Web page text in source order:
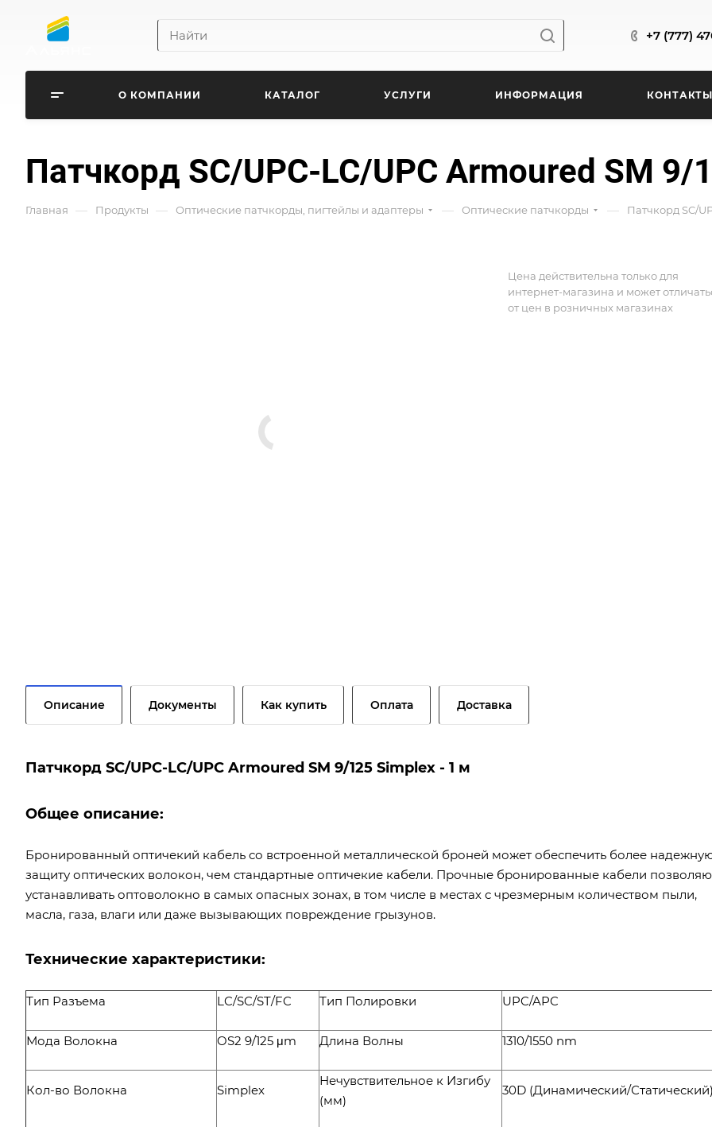
+7 (777)
О КОМПАНИИ КАТАЛОГ УСЛУГИ ИНФОРМАЦИЯ
Патчкорд SC/UPC-LC/UPC Armoured SM
Главная — Продукты — Оптические патчкорды, пигтейлы и адаптеры — Оптические патчкорды — Патчкорд SC/
Цена действительна только для
интернет-магазина и может
от цен в розничных магазинах
Описание Документы Как купить Оплата Доставка
Патчкорд SC/UPC-LC/UPC Armoured SM 9/125 Simplex - 1 м
Общее описание:
Бронированный оптичекий кабель со встроенной металлической броней может обеспечить более
защиту оптических волокон, чем стандартные оптичекие кабели. Прочные бронированные кабели
устанавливать оптоволокно в самых опасных зонах, в том числе в местах с чрезмерным количеством пыли,
масла, газа, влаги или даже вызывающих повреждение грызунов.
Технические характеристики:
Тип Разъема LC/SC/ST/FC Тип Полировки UPC/APC
Мода Волокна OS2 9/125 μm Длина Волны 1310/1550 nm
Кол-во Волокна Simplex
Нечувствительное к Изгибу
(мм)
30D (Динамический/